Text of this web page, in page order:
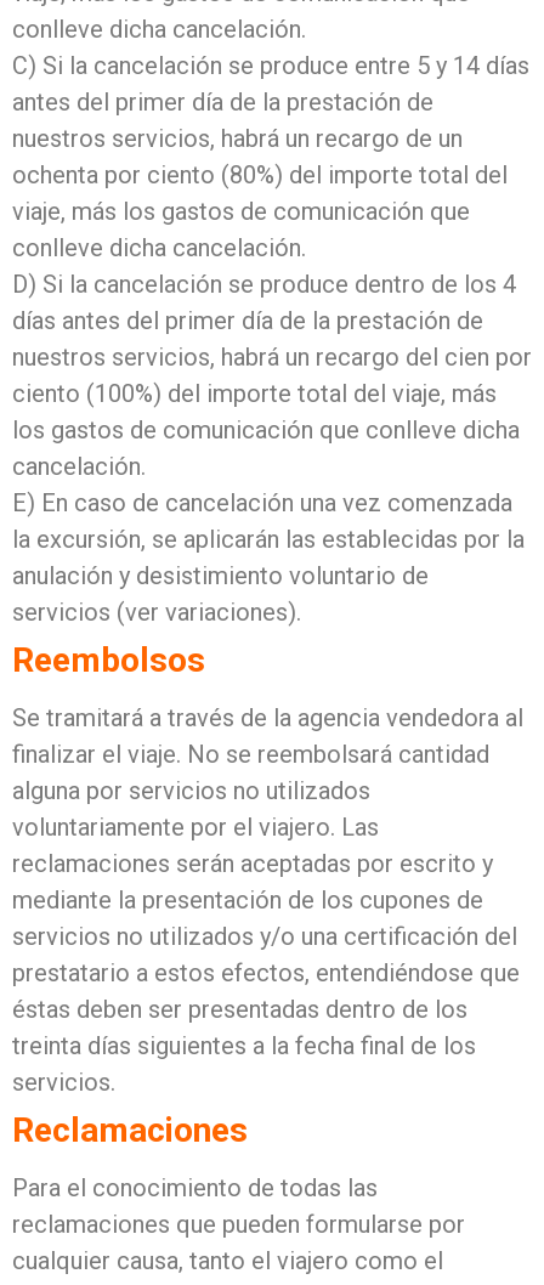
conlleve dicha cancelación.
C) Si la cancelación se produce entre 5 y 14 días
antes del primer día de la prestación de
nuestros servicios, habrá un recargo de un
ochenta por ciento (80%) del importe total del
viaje, más los gastos de comunicación que
conlleve dicha cancelación.
D) Si la cancelación se produce dentro de los 4
días antes del primer día de la prestación de
nuestros servicios, habrá un recargo del cien por
ciento (100%) del importe total del viaje, más
los gastos de comunicación que conlleve dicha
cancelación.
E) En caso de cancelación una vez comenzada
la excursión, se aplicarán las establecidas por la
anulación y desistimiento voluntario de
servicios (ver variaciones).
Reembolsos
Se tramitará a través de la agencia vendedora al
finalizar el viaje. No se reembolsará cantidad
alguna por servicios no utilizados
voluntariamente por el viajero. Las
reclamaciones serán aceptadas por escrito y
mediante la presentación de los cupones de
servicios no utilizados y/o una certificación del
prestatario a estos efectos, entendiéndose que
éstas deben ser presentadas dentro de los
treinta días siguientes a la fecha final de los
servicios.
Reclamaciones
Para el conocimiento de todas las
reclamaciones que pueden formularse por
cualquier causa, tanto el viajero como el